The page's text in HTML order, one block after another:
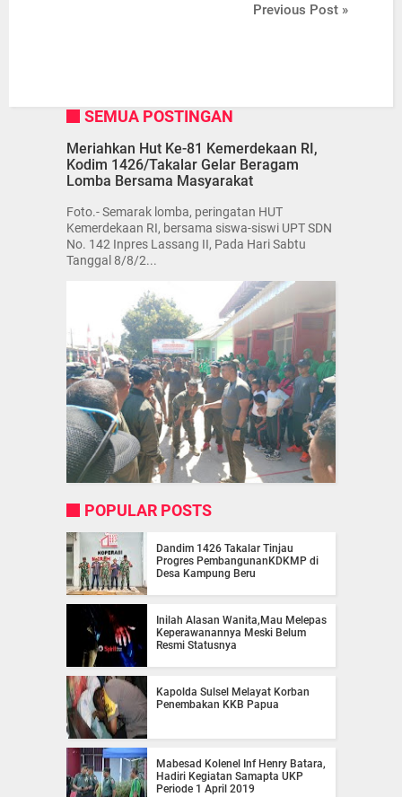
Previous Post »
SEMUA POSTINGAN
Meriahkan Hut Ke-81 Kemerdekaan RI,
Kodim 1426/Takalar Gelar Beragam
Lomba Bersama Masyarakat
Foto.- Semarak lomba, peringatan HUT
Kemerdekaan RI, bersama siswa-siswi UPT SDN
No. 142 Inpres Lassang II, Pada Hari Sabtu
Tanggal 8/8/2...
POPULAR POSTS
Dandim 1426 Takalar Tinjau
Progres PembangunanKDKMP di
Desa Kampung Beru
Inilah Alasan Wanita,Mau Melepas
Keperawanannya Meski Belum
Resmi Statusnya
Kapolda Sulsel Melayat Korban
Penembakan KKB Papua
Mabesad Kolenel Inf Henry Batara,
Hadiri Kegiatan Samapta UKP
Periode 1 April 2019